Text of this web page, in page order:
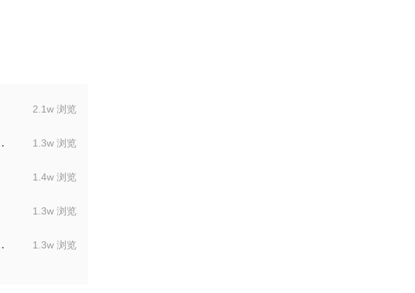
过错方能分得什么财产
女方要孩子又要房子怎么办
财产分配标准是什么
时入赘女婿怎么分财产
房的夫妻离婚后财产怎么分